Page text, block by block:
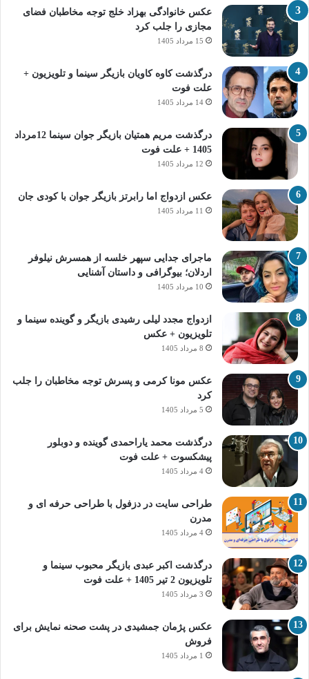
عکس خانوادگی بهزاد خلج توجه مخاطبان فضای
مجازی را جلب کرد
15 مرداد 1405
درگذشت کاوه کاویان بازیگر سینما و تلویزیون +
علت فوت
14 مرداد 1405
درگذشت مریم همتیان بازیگر جوان سینما 12مرداد
1405 + علت فوت
12 مرداد 1405
عکس ازدواج اما رابرتز بازیگر جوان با کودی جان
11 مرداد 1405
ماجرای جدایی سپهر خلسه از همسرش نیلوفر
اردلان؛ بیوگرافی و داستان آشنایی
10 مرداد 1405
ازدواج مجدد لیلی رشیدی بازیگر و گوینده سینما و
تلویزیون + عکس
8 مرداد 1405
عکس مونا کرمی و پسرش توجه مخاطبان را جلب
کرد
5 مرداد 1405
درگذشت محمد یاراحمدی گوینده و دوبلور
پیشکسوت + علت فوت
4 مرداد 1405
طراحی سایت در دزفول با طراحی حرفه‌ ای و
مدرن
4 مرداد 1405
درگذشت اکبر عبدی بازیگر محبوب سینما و
تلویزیون 2 تیر 1405 + علت فوت
3 مرداد 1405
عکس پژمان جمشیدی در پشت صحنه نمایش برای
فروش
1 مرداد 1405